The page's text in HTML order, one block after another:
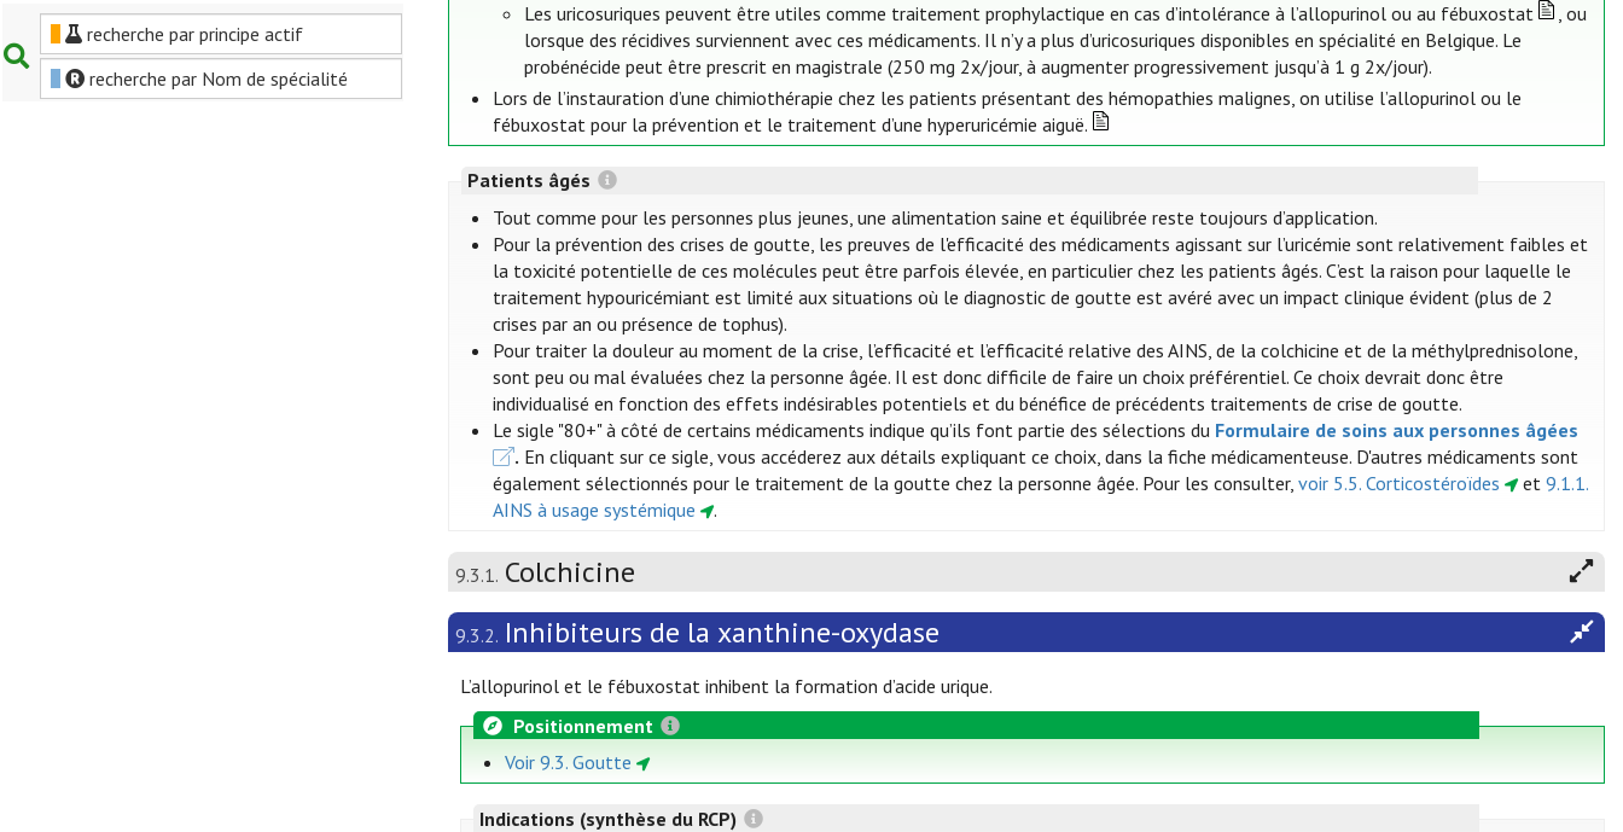
recherche par principe actif
recherche par Nom de spécialité
Les uricosuriques peuvent être utiles comme traitement prophylactique en cas d’intolérance à l’allopurinol ou au fébuxostat
, ou
lorsque des récidives surviennent avec ces médicaments. Il n’y a plus d’uricosuriques disponibles en spécialité en Belgique. Le
probénécide peut être prescrit en magistrale (250 mg 2x/jour, à augmenter progressivement jusqu’à 1 g 2x/jour).
Lors de l’instauration d’une chimiothérapie chez les patients présentant des hémopathies malignes, on utilise l’allopurinol ou le
fébuxostat pour la prévention et le traitement d’une hyperuricémie aiguë.
Patients âgés
Tout comme pour les personnes plus jeunes, une alimentation saine et équilibrée reste toujours d’application.
Pour la prévention des crises de goutte, les preuves de l'efficacité des médicaments agissant sur l’uricémie sont relativement faibles et
la toxicité potentielle de ces molécules peut être parfois élevée, en particulier chez les patients âgés. C’est la raison pour laquelle le
traitement hypouricémiant est limité aux situations où le diagnostic de goutte est avéré avec un impact clinique évident (plus de 2
crises par an ou présence de tophus).
Pour traiter la douleur au moment de la crise, l’efficacité et l’efficacité relative des AINS, de la colchicine et de la méthylprednisolone,
sont peu ou mal évaluées chez la personne âgée. Il est donc difficile de faire un choix préférentiel. Ce choix devrait donc être
individualisé en fonction des effets indésirables potentiels et du bénéfice de précédents traitements de crise de goutte.
Le sigle "80+" à côté de certains médicaments indique qu’ils font partie des sélections du Formulaire de soins aux personnes âgées
. En cliquant sur ce sigle, vous accéderez aux détails expliquant ce choix, dans la fiche médicamenteuse. D'autres médicaments sont
également sélectionnés pour le traitement de la goutte chez la personne âgée. Pour les consulter,voir 5.5. Corticostéroïdes et 9.1.1.
AINS à usage systémique
.
9.3.1. Colchicine
9.3.2. Inhibiteurs de la xanthine-oxydase
L’allopurinol et le fébuxostat inhibent la formation d’acide urique.
Positionnement
Voir 9.3. Goutte
Indications (synthèse du RCP)